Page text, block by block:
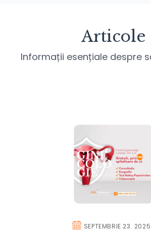
Articole
Informații esențiale despre
SEPTEMBRIE 23. 2025